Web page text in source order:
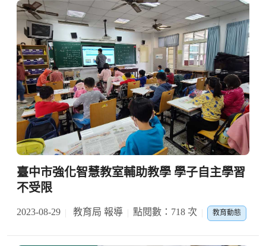
臺中市強化智慧教室輔助教學 學子自主學習
不受限
2023-08-29 教育局 報導 點閱數：718 次 教育動態